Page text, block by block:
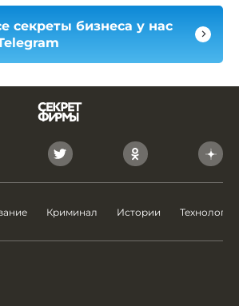
секреты бизнеса у нас
Криминал Истории Технологии